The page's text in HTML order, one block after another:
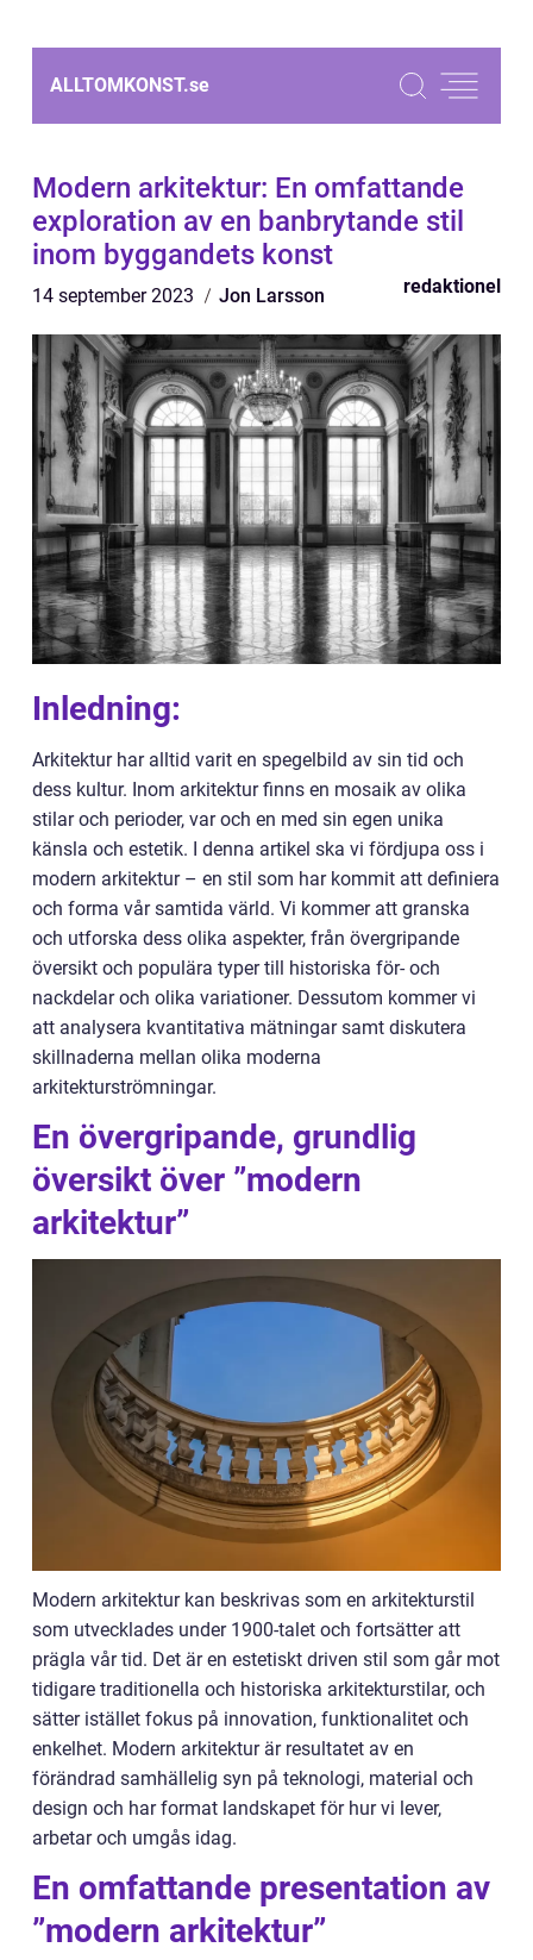
ALLTOMKONST.se
Modern arkitektur: En omfattande
exploration av en banbrytande stil
inom byggandets konst
14 september 2023 Jon Larsson redaktionel
Inledning:
Arkitektur har alltid varit en spegelbild av sin tid och
dess kultur. Inom arkitektur finns en mosaik av olika
stilar och perioder, var och en med sin egen unika
känsla och estetik. I denna artikel ska vi fördjupa oss i
modern arkitektur – en stil som har kommit att definiera
och forma vår samtida värld. Vi kommer att granska
och utforska dess olika aspekter, från övergripande
översikt och populära typer till historiska för- och
nackdelar och olika variationer. Dessutom kommer vi
att analysera kvantitativa mätningar samt diskutera
skillnaderna mellan olika moderna
arkitekturströmningar.
En övergripande, grundlig
översikt över ”modern
arkitektur”
Modern arkitektur kan beskrivas som en arkitekturstil
som utvecklades under 1900-talet och fortsätter att
prägla vår tid. Det är en estetiskt driven stil som går mot
tidigare traditionella och historiska arkitekturstilar, och
sätter istället fokus på innovation, funktionalitet och
enkelhet. Modern arkitektur är resultatet av en
förändrad samhällelig syn på teknologi, material och
design och har format landskapet för hur vi lever,
arbetar och umgås idag.
En omfattande presentation av
”modern arkitektur”